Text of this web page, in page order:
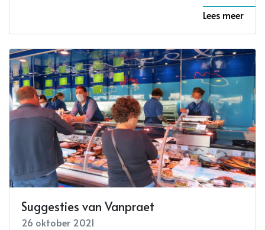
Lees meer
Suggesties van Vanpraet
26 oktober 2021